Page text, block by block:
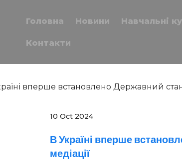
Головна Новини Навчальні
Контакти
10 Oct 2024
В Україні вперше
медіації